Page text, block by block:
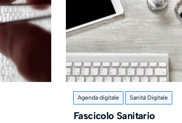
Agenda digitale Sanità Digitale
Fascicolo Sanitario